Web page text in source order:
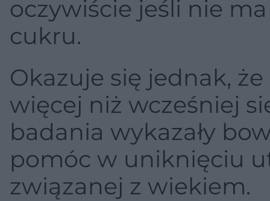
oczywiście jeśli nie
cukru.
Okazuje się jednak,
więcej niż wcześniej
badania wykazały
pomóc w uniknięciu
związanej z wiekiem.